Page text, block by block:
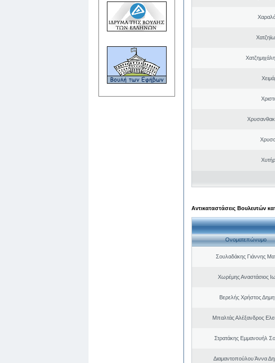
Αντικαταστάσεις Βουλευτών
Ονοματεπώνυμο
Σουλαδάκης Γιάννης
Χωρέμης Αναστάσιος
Βερελής Χρήστος
Μπαλτάς Αλέξανδρος
Στρατάκης Εμμανουήλ
Διαμαντοπούλου Άννα